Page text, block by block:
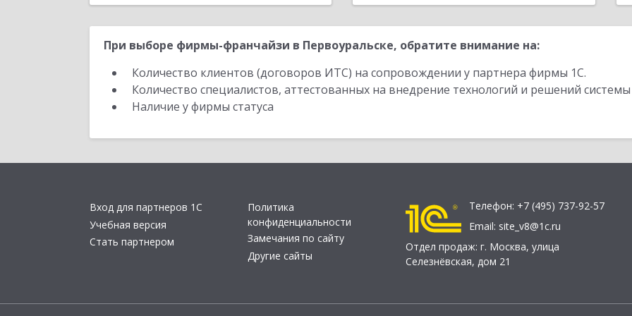
При выборе фирмы-франчайзи в Первоуральске, обратите внимание на:
Количество клиентов (договоров ИТС) на сопровождении у партнера фирмы 1С.
Количество специалистов, аттестованных на внедрение технологий и решений
Наличие у фирмы статуса
Вход для партнеров 1С
Учебная версия
Стать партнером
Политика
конфиденциальности
Замечания по сайту
Другие сайты
Телефон: +7 (495) 737-92-57
Email: site_v8@1c.ru
Отдел продаж: г. Москва, улица
Селезнёвская, дом 21